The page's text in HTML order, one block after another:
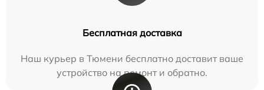
Бесплатная доставка
Наш курьер в Тюмени бесплатно доставит ваше
устройство на ремонт и обратно.